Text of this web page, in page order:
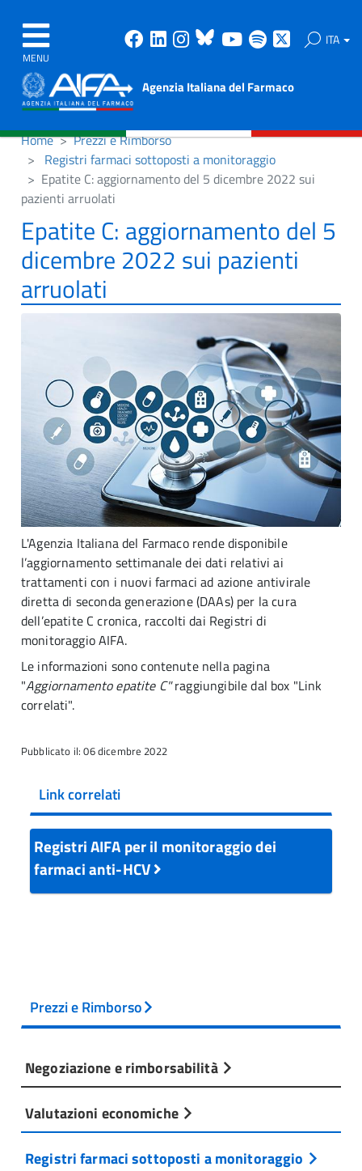
MENU
Facebook
Linkedin
Instagram
Bluesky
Youtube
Spotify ITA
Agenzia Italiana del Farmaco
Home
Prezzi e Rimborso
Registri farmaci sottoposti a monitoraggio
Epatite C: aggiornamento del 5 dicembre 2022 sui
pazienti arruolati
Epatite C: aggiornamento del 5
dicembre 2022 sui pazienti
arruolati
L'Agenzia Italiana del Farmaco rende disponibile
l’aggiornamento settimanale dei dati relativi ai
trattamenti con i nuovi farmaci ad azione antivirale
diretta di seconda generazione (DAAs) per la cura
dell’epatite C cronica, raccolti dai Registri di
monitoraggio AIFA.
Le informazioni sono contenute nella pagina
"Aggiornamento epatite C"raggiungibile dal box "Link
correlati".
Pubblicato il: 06 dicembre 2022
Link correlati
Registri AIFA per il monitoraggio dei
farmaci anti-HCV
Prezzi e Rimborso
Negoziazione e rimborsabilità
Valutazioni economiche
Registri farmaci sottoposti a monitoraggio